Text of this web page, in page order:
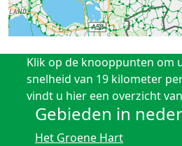
Klik op de knooppunten om
snelheid van 19 kilometer
vindt u hier een overzicht
Gebieden in
Het Groene Hart